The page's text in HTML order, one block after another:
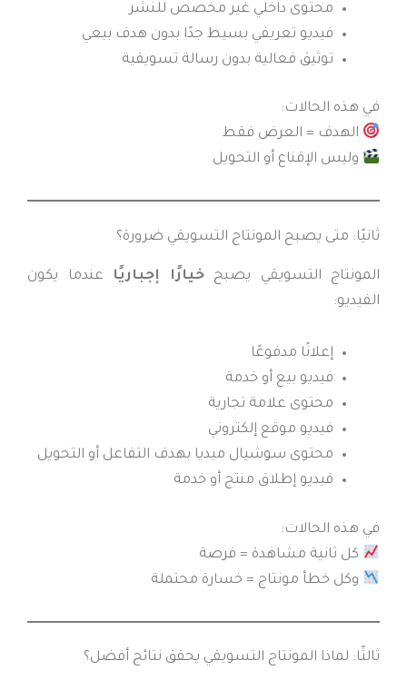
محتوى داخلي غير مخصص للنشر
فيديو تعريفي بسيط جدًا بدون هدف بيعي
توثيق فعالية بدون رسالة تسويقية
في هذه الحالات:
الهدف = العرض فقط
وليس الإقناع أو التحويل
ثانيًا: متى يصبح المونتاج التسويقي ضرورة؟
المونتاج التسويقي يصبحخيارًا إجباريًاعندما يكون
الفيديو:
إعلانًا مدفوعًا
فيديو بيع أو خدمة
محتوى علامة تجارية
فيديو موقع إلكتروني
محتوى سوشيال ميديا بهدف التفاعل أو التحويل
فيديو إطلاق منتج أو خدمة
في هذه الحالات:
كل ثانية مشاهدة = فرصة
وكل خطأ مونتاج = خسارة محتملة
ثالثًا: لماذا المونتاج التسويقي يحقق نتائج أفضل؟